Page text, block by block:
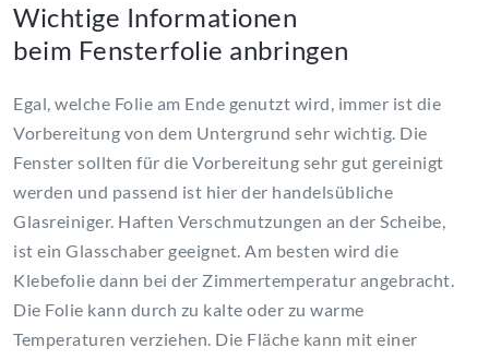
Wichtige Informationen
beim Fensterfolie anbringen
Egal, welche Folie am Ende genutzt wird, immer ist die
Vorbereitung von dem Untergrund sehr wichtig. Die
Fenster sollten für die Vorbereitung sehr gut gereinigt
werden und passend ist hier der handelsübliche
Glasreiniger. Haften Verschmutzungen an der Scheibe,
ist ein Glasschaber geeignet. Am besten wird die
Klebefolie dann bei der Zimmertemperatur angebracht.
Die Folie kann durch zu kalte oder zu warme
Temperaturen verziehen. Die Fläche kann mit einer